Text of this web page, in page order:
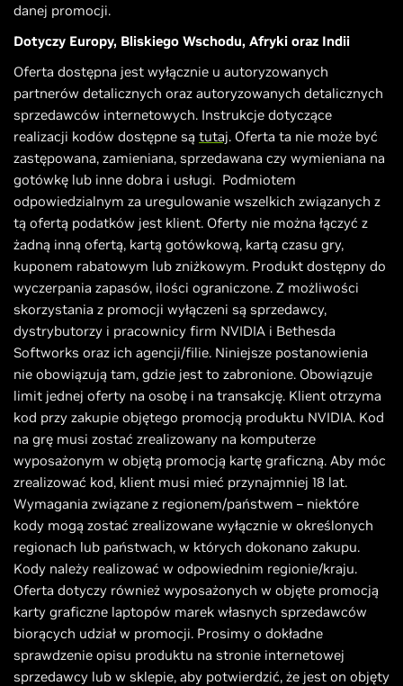
danej promocji.
Dotyczy Europy, Bliskiego Wschodu, Afryki oraz Indii
Oferta dostępna jest wyłącznie u autoryzowanych
partnerów detalicznych oraz autoryzowanych detalicznych
sprzedawców internetowych. Instrukcje dotyczące
realizacji kodów dostępne są tutaj. Oferta ta nie może być
zastępowana, zamieniana, sprzedawana czy wymieniana na
gotówkę lub inne dobra i usługi. Podmiotem
odpowiedzialnym za uregulowanie wszelkich związanych z
tą ofertą podatków jest klient. Oferty nie można łączyć z
żadną inną ofertą, kartą gotówkową, kartą czasu gry,
kuponem rabatowym lub zniżkowym. Produkt dostępny do
wyczerpania zapasów, ilości ograniczone. Z możliwości
skorzystania z promocji wyłączeni są sprzedawcy,
dystrybutorzy i pracownicy firm NVIDIA i Bethesda
Softworks oraz ich agencji/filie. Niniejsze postanowienia
nie obowiązują tam, gdzie jest to zabronione. Obowiązuje
limit jednej oferty na osobę i na transakcję. Klient otrzyma
kod przy zakupie objętego promocją produktu NVIDIA. Kod
na grę musi zostać zrealizowany na komputerze
wyposażonym w objętą promocją kartę graficzną. Aby móc
zrealizować kod, klient musi mieć przynajmniej 18 lat.
Wymagania związane z regionem/państwem – niektóre
kody mogą zostać zrealizowane wyłącznie w określonych
regionach lub państwach, w których dokonano zakupu.
Kody należy realizować w odpowiednim regionie/kraju.
Oferta dotyczy również wyposażonych w objęte promocją
karty graficzne laptopów marek własnych sprzedawców
biorących udział w promocji. Prosimy o dokładne
sprawdzenie opisu produktu na stronie internetowej
sprzedawcy lub w sklepie, aby potwierdzić, że jest on objęty